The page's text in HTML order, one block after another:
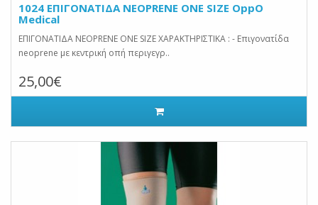
1024 ΕΠΙΓΟΝΑΤΙΔΑ NEOPRENE ONE SIZE OppO
Medical
ΕΠΙΓΟΝΑΤΙΔΑ NEOPRENE ONE SIZE ΧΑΡΑΚΤΗΡΙΣΤΙΚΑ : - Επιγονατίδα
neoprene με κεντρική οπή περιγεγρ..
25,00€